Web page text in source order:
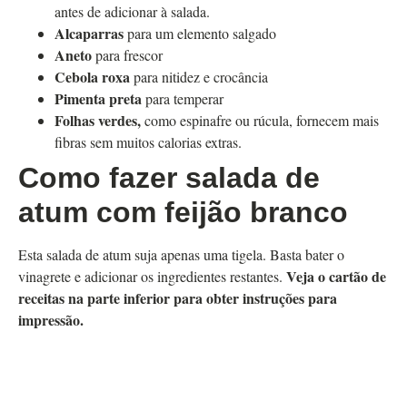
antes de adicionar à salada.
Alcaparraspara um elemento salgado
Anetopara frescor
Cebola roxapara nitidez e crocância
Pimenta pretapara temperar
Folhas verdes,como espinafre ou rúcula, fornecem mais
fibras sem muitoscalorias extras.
Como fazer salada de
atum com feijão branco
Esta salada de atum suja apenas uma tigela. Basta bater o
vinagrete e adicionar os ingredientes restantes. Veja o cartão de
receitas na parte inferior para obter instruções para
impressão.